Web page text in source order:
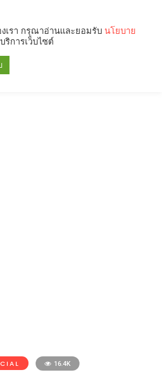
16.4K
เรา กรุณาอ่านและยอมรับ นโยบาย
ริการเว็บไซต์